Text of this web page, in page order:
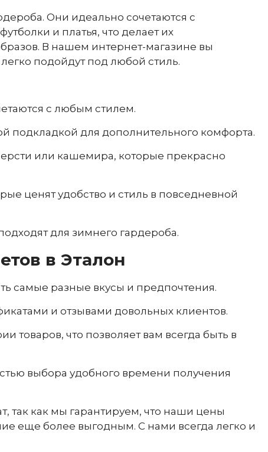
Они идеально сочетаются с
и платья, что делает их
В нашем интернет-магазине вы
подойдут под любой стиль.
с любым стилем.
подкладкой для дополнительного комфорта.
или кашемира, которые прекрасно
ценят удобство и стиль в повседневной
для зимнего гардероба.
в Эталон
самые разные вкусы и предпочтения.
и отзывами довольных клиентов.
товаров, что позволяет вам всегда быть в
выбора удобного времени получения
так как мы гарантируем, что наши цены
еще более выгодным. С нами всегда легко и